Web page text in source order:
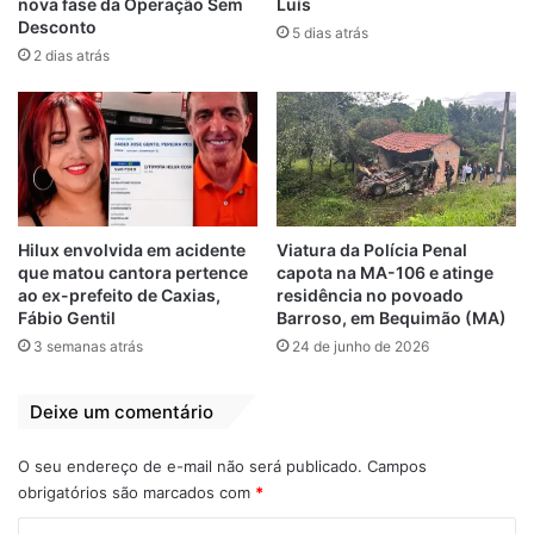
da Conceição, mãe da vitima, relatando as
ameaças feitas pelo ex-prefeito, clicando
AQUI…
Relacionado
Filho de ex-prefeito
de Santa Inês-MA,
Ribamar Alves saca
29 de setembro de 2021
Empresa de Fred
Campos já torrou
mais de R$ 10
Em "MARANHÃO"
Prefeito de
Desconto
2 dias atrás
5 dias atrás
Hilux envolvida em acidente
que matou cantora pertence
ao ex-prefeito de Caxias,
Fábio Gentil
3 semanas atrás
Viatura da Polícia Penal
capota na MA-106 e atinge
residência no povoado
Barroso, em Bequimão (MA)
24 de junho de 2026
Deixe um comentário
O seu endereço de e-mail não será publicado. Campos
obrigatórios são marcados com *